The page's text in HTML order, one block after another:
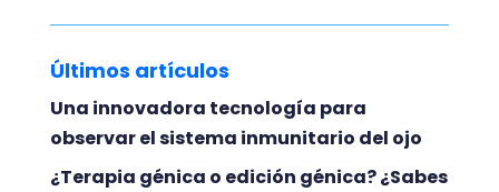
Últimos artículos
Una innovadora tecnología para
observar el sistema inmunitario del ojo
¿Terapia génica o edición génica? ¿Sabes